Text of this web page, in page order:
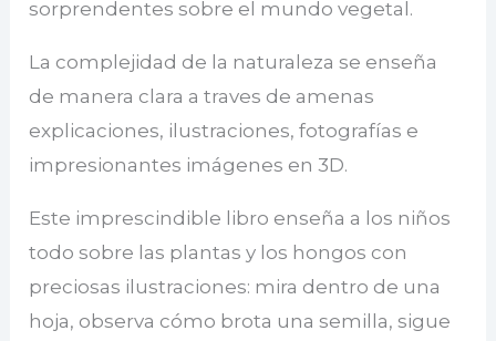
sorprendentes sobre el mundo vegetal.
La complejidad de la naturaleza se enseña
de manera clara a traves de amenas
explicaciones, ilustraciones, fotografías e
impresionantes imágenes en 3D.
Este imprescindible libro enseña a los niños
todo sobre las plantas y los hongos con
preciosas ilustraciones: mira dentro de una
hoja, observa cómo brota una semilla, sigue